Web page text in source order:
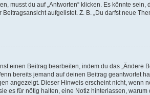
musst du auf „Antworten“ klicken. Es könnte sein,
aufgelistet. Z. B. „Du darfst neue
einen Beitrag bearbeiten, indem du das „Ändere
bereits jemand auf deinen Beitrag geantwortet
angezeigt. Dieser Hinweis erscheint nicht, wenn
es für nötig halten, eine Notiz hinterlassen, warum